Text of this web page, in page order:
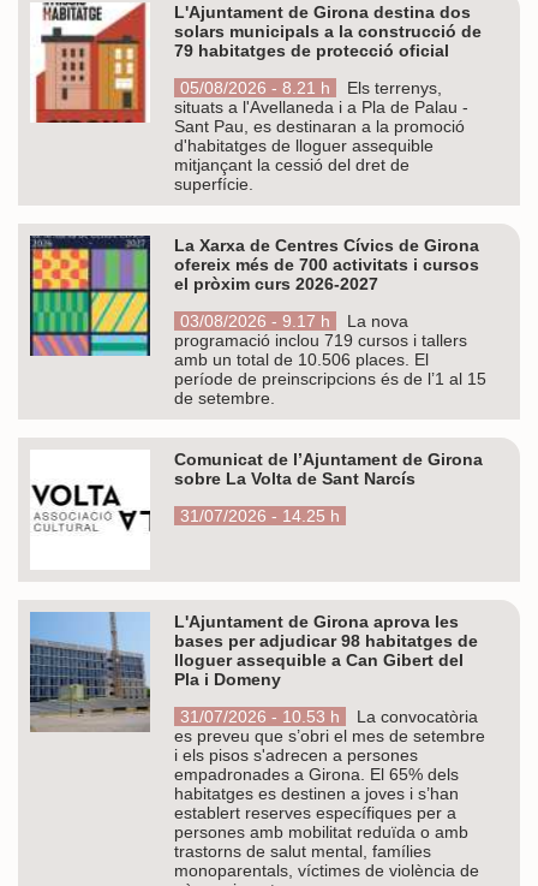
L'Ajuntament de Girona destina dos
solars municipals a la construcció de
79 habitatges de protecció oficial
05/08/2026 - 8.21 h
Els terrenys,
situats a l'Avellaneda i a Pla de Palau -
Sant Pau, es destinaran a la promoció
d'habitatges de lloguer assequible
mitjançant la cessió del dret de
superfície.
La Xarxa de Centres Cívics de Girona
ofereix més de 700 activitats i cursos
el pròxim curs 2026-2027
03/08/2026 - 9.17 h
La nova
programació inclou 719 cursos i tallers
amb un total de 10.506 places. El
període de preinscripcions és de l’1 al 15
de setembre.
Comunicat de l’Ajuntament de Girona
sobre La Volta de Sant Narcís
31/07/2026 - 14.25 h
L'Ajuntament de Girona aprova les
bases per adjudicar 98 habitatges de
lloguer assequible a Can Gibert del
Pla i Domeny
31/07/2026 - 10.53 h
La convocatòria
es preveu que s’obri el mes de setembre
i els pisos s'adrecen a persones
empadronades a Girona. El 65% dels
habitatges es destinen a joves i s’han
establert reserves específiques per a
persones amb mobilitat reduïda o amb
trastorns de salut mental, famílies
monoparentals, víctimes de violència de